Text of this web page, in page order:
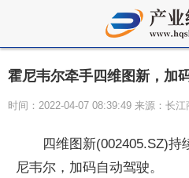
霍尼韦尔牵手四维图新，加
时间：2022-04-07 08:39:49 来源：长江
四维图新(002405.SZ)
尼韦尔，加码自动驾驶。